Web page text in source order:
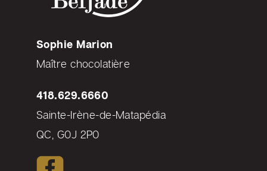
Sophie Marion
Maître chocolatière
418.629.6660
Sainte-Irène-de-Matapédia
QC, G0J 2P0